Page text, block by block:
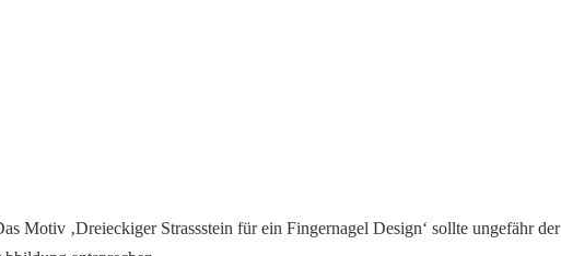
Motiv ‚Dreieckiger Strassstein für ein Fingernagel Design‘ sollte ungefähr der